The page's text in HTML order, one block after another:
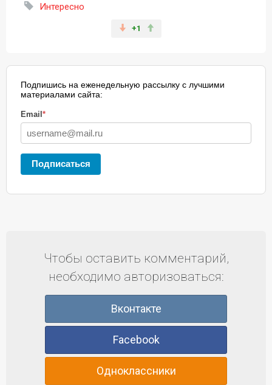
Интересно
+1
Подпишись на еженедельную рассылку с лучшими
материалами сайта:
Email *
Подписаться
Чтобы оставить комментарий,
необходимо авторизоваться:
Вконтакте
Facebook
Одноклассники